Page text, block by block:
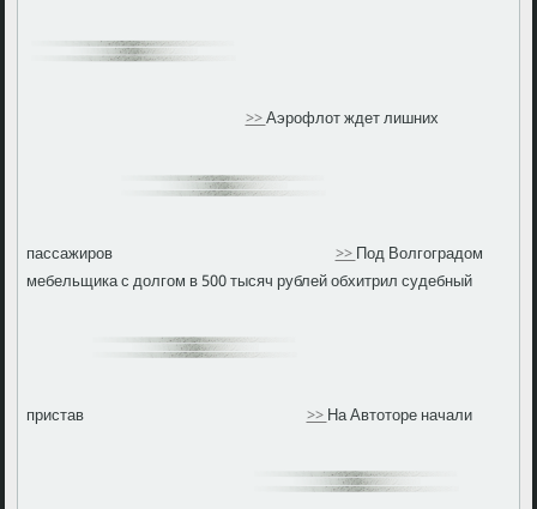
>>Аэрофлот ждет лишних
пассажиров >>Под Волгоградом
мебельщика с долгом в 500 тысяч рублей обхитрил судебный
пристав >>На Автоторе начали